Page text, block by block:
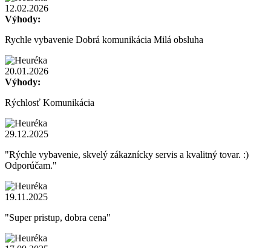
12.02.2026
Výhody:
Rychle vybavenie Dobrá komunikácia Milá obsluha
20.01.2026
Výhody:
Rýchlosť Komunikácia
29.12.2025
"Rýchle vybavenie, skvelý zákaznícky servis a kvalitný tovar. :)
Odporúčam."
19.11.2025
"Super pristup, dobra cena"